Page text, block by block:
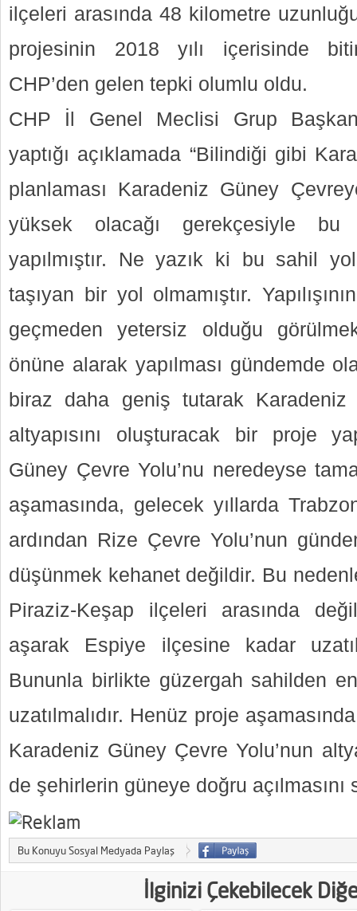
ilçeleri arasında 48 kilometre
projesinin 2018 yılı içerisinde
CHP’den gelen tepki olumlu oldu.
CHP İl Genel Meclisi Grup
yaptığı açıklamada “Bilindiği gibi
planlaması Karadeniz Güney
yüksek olacağı gerekçesiyle
yapılmıştır. Ne yazık ki bu sahil
taşıyan bir yol olmamıştır.
geçmeden yetersiz olduğu
önüne alarak yapılması gündemde
biraz daha geniş tutarak Karadeniz
altyapısını oluşturacak bir proje
Güney Çevre Yolu’nu neredeyse
aşamasında, gelecek yıllarda
ardından Rize Çevre Yolu’nun
düşünmek kehanet değildir. Bu
Piraziz-Keşap ilçeleri arasında
aşarak Espiye ilçesine kadar
Bununla birlikte güzergah sahilden
uzatılmalıdır. Henüz proje
Karadeniz Güney Çevre Yolu’nun
de şehirlerin güneye doğru açılmasını
Bu Konuyu Sosyal Medyada Paylaş
İlginizi Çekebilecek